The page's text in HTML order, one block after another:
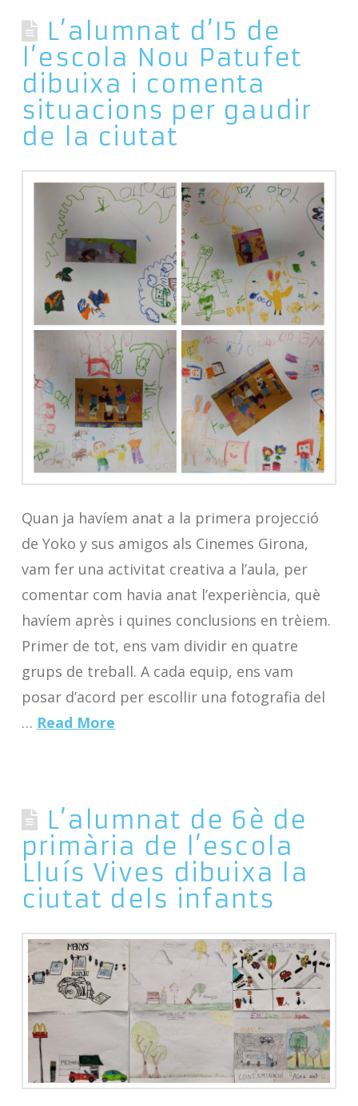
L’alumnat d’I5 de
l’escola Nou Patufet
dibuixa i comenta
situacions per gaudir
de la ciutat
Quan ja havíem anat a la primera projecció
de Yoko y sus amigos als Cinemes Girona,
vam fer una activitat creativa a l’aula, per
comentar com havia anat l’experiència, què
havíem après i quines conclusions en trèiem.
Primer de tot, ens vam dividir en quatre
grups de treball. A cada equip, ens vam
posar d’acord per escollir una fotografia del
… Read More
L’alumnat de 6è de
primària de l’escola
Lluís Vives dibuixa la
ciutat dels infants